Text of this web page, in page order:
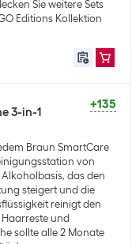
Sie weitere Sets
Editions Kollektion
+135
3-in-1
Braun SmartCare
von
das den
steigert und die
reinigt den
und
sollte alle 2 Monate